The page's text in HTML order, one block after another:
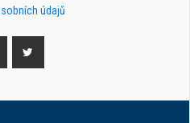
údajů